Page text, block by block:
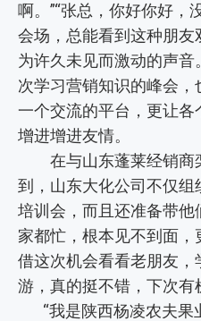
啊。”“张总，你好你好，
会场，总能看到这种朋友
为许久未见而激动的声
次学习营销知识的峰会
一个交流的平台，更让各
增进增进友情。
在与山东蓬莱经销商
到，山东大化公司不仅
培训会，而且还准备带他
家都忙，根本见不到面
借这次机会看看老朋友
游，真的挺不错，下次有
“我是陕西杨凌农夫果